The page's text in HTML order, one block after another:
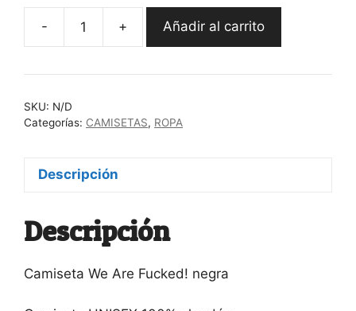
-
Camiseta
Are
negra
+ Añadir al carrito
SKU: N/D
Categorías: CAMISETAS, ROPA
Descripción
Descripción
Camiseta We Are Fucked! negra